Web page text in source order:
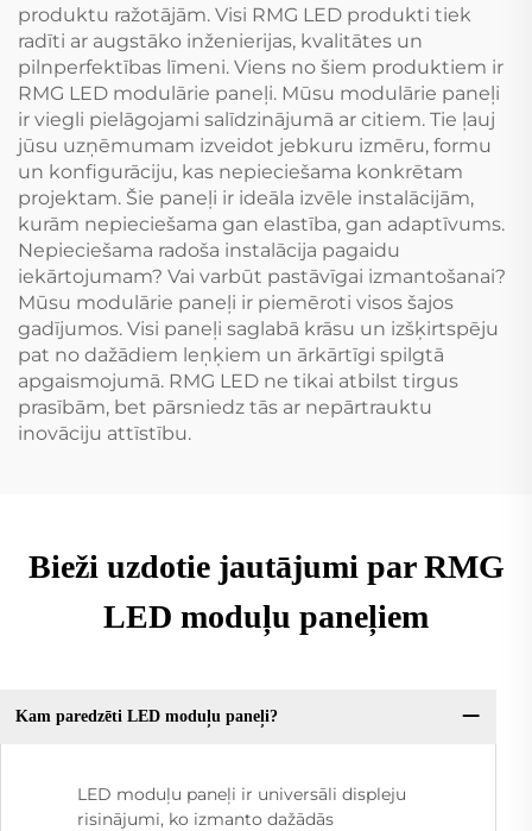
produktu ražotājām. Visi RMG LED produkti tiek
radīti ar augstāko inženierijas, kvalitātes un
pilnperfektības līmeni. Viens no šiem produktiem ir
RMG LED modulārie paneļi. Mūsu modulārie paneļi
ir viegli pielāgojami salīdzinājumā ar citiem. Tie ļauj
jūsu uzņēmumam izveidot jebkuru izmēru, formu
un konfigurāciju, kas nepieciešama konkrētam
projektam. Šie paneļi ir ideāla izvēle instalācijām,
kurām nepieciešama gan elastība, gan adaptīvums.
Nepieciešama radoša instalācija pagaidu
iekārtojumam? Vai varbūt pastāvīgai izmantošanai?
Mūsu modulārie paneļi ir piemēroti visos šajos
gadījumos. Visi paneļi saglabā krāsu un izšķirtspēju
pat no dažādiem leņķiem un ārkārtīgi spilgtā
apgaismojumā. RMG LED ne tikai atbilst tirgus
prasībām, bet pārsniedz tās ar nepārtrauktu
inovāciju attīstību.
Bieži uzdotie jautājumi par RMG
LED moduļu paneļiem
Kam paredzēti LED moduļu paneļi?
LED moduļu paneļi ir universāli displeju
risinājumi, ko izmanto dažādās